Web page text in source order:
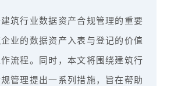
筑行业数据资产合规管理的重要
业的数据资产入表与登记的价值
流程。同时，本文将围绕建筑行
管理提出一系列措施，旨在帮助